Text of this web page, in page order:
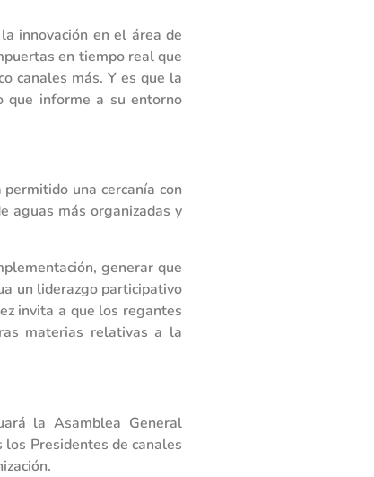
innovación en el área de
en tiempo real que
canales más. Y es que la
que informe a su entorno
una cercanía con
aguas más organizadas y
generar que
un liderazgo participativo
invita a que los regantes
materias relativas a la
la Asamblea General
Presidentes de canales